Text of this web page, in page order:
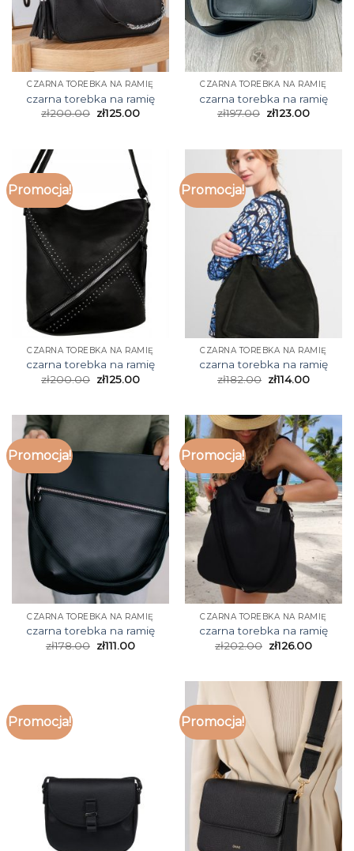
CZARNA TOREBKA NA RAMIĘ
czarna torebka na ramię
zł200.00 zł125.00
CZARNA TOREBKA NA RAMIĘ
czarna torebka na ramię
zł197.00 zł123.00
Promocja!
CZARNA TOREBKA NA RAMIĘ
czarna torebka na ramię
zł200.00 zł125.00
Promocja!
CZARNA TOREBKA NA RAMIĘ
czarna torebka na ramię
zł182.00 zł114.00
Promocja!
CZARNA TOREBKA NA RAMIĘ
czarna torebka na ramię
zł178.00 zł111.00
Promocja!
CZARNA TOREBKA NA RAMIĘ
czarna torebka na ramię
zł202.00 zł126.00
Promocja! Promocja!